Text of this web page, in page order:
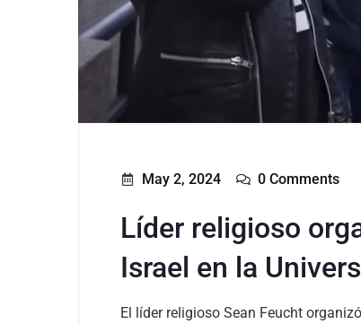
May 2, 2024 0 Comments
Líder religioso
Israel en la
El líder religioso Sean Feucht